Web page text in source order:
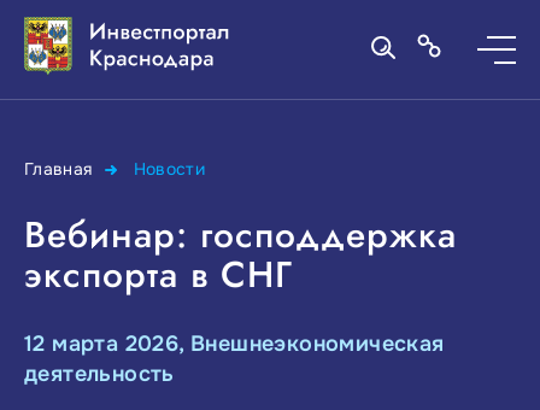
Главная Новости
Вебинар: господдержка
экспорта в СНГ
12 марта 2026, Внешнеэкономическая
деятельность